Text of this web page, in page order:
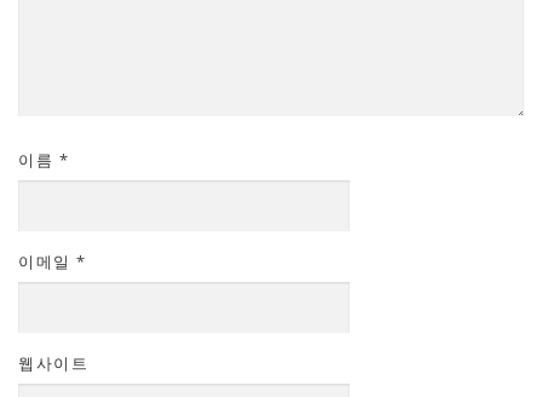
이름 *
이메일 *
웹사이트